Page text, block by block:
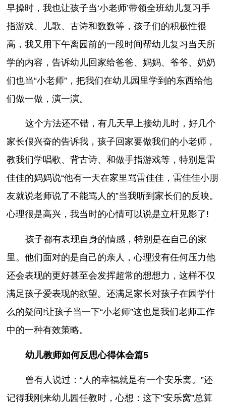
早操时，我也让孩子当‘小老师’带领全班幼儿复习手
指游戏、儿歌、古诗和数数等，孩子们的积极性很
高，我又用下午离园前的一段时间帮幼儿复习当天所
学的内容，告诉幼儿回家给爸爸、妈妈、爷爷、奶奶
们也当“小老师”，把我们在幼儿园里学到的东西给他
们做一做，演一演。
这个方法还不错，有几天早上接幼儿时，好几个
家长佷兴奋的告诉我，孩子回家要做我们的小老师，
教我们学唱歌、背古诗、和做手指游戏等，特别是雷
佳佳的妈妈说“他有一天在家里骂雷佳佳，雷佳佳小朋
友就说老师说了不能骂人的”当我听到家长们的反映。
心理很是高兴，我当时的心情可以说是立杆见影了!
孩子都有表现自身的情感，特别是在自己的家
里。他们面对的是自己的亲人，心理没有任何压力他
还会表现的更好甚至会发挥超常的想想力，这样不仅
满足孩子爱表现的欲望。还满足家长对孩子在园学什
么的疑问!让孩子当一下“小老师”这也是我们老师工作
中的一种有效策略。
幼儿教师如何反思心得体会篇5
曾有人说过：“人的幸福就是有一个安乐窝。”还
记得我刚来幼儿园任教时，心想：这下"安乐窝”总算